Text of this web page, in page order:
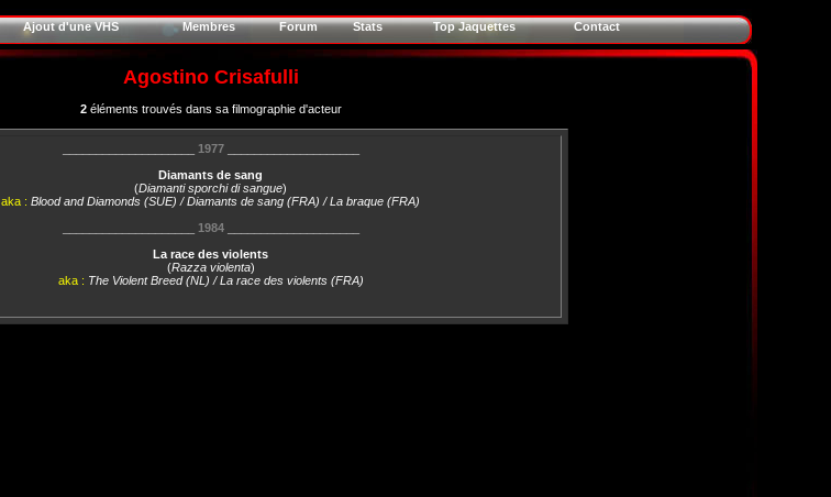
Ajout d'une VHS Membres Forum Stats Top Jaquettes Contact
Agostino Crisafulli
2éléments trouvés dans sa filmographie d'acteur
1977____________________
Diamants de sang
(Diamanti sporchi di sangue)
aka : Blood and Diamonds (SUE) / Diamants de sang (FRA) / La braque (FRA)
1984____________________
La race des violents
(Razza violenta)
aka : The Violent Breed (NL) / La race des violents (FRA)